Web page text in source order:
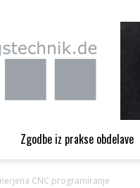
Zerspanungstechnik.de
Zgodbe iz prakse obdelave
CNC programiranje